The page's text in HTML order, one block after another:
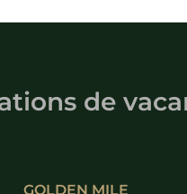
de
GOLDEN MILE